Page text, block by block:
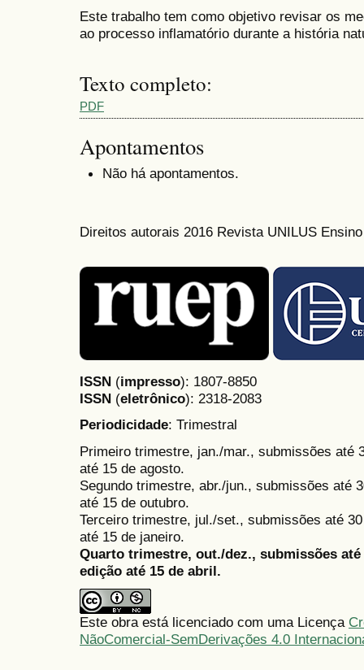
Este trabalho tem como objetivo revisar os
ao processo inflamatório durante a história
Texto completo:
PDF
Apontamentos
Não há apontamentos.
Direitos autorais 2016 Revista UNILUS
ISSN (impresso): 1807-8850
ISSN (eletrônico): 2318-2083
Periodicidade: Trimestral
Primeiro trimestre, jan./mar., submissões até
até 15 de agosto.
Segundo trimestre, abr./jun., submissões até
até 15 de outubro.
Terceiro trimestre, jul./set., submissões até
até 15 de janeiro.
Quarto trimestre, out./dez., submissões
edição até 15 de abril.
Este obra está licenciado com uma Licença
NãoComercial-SemDerivações 4.0